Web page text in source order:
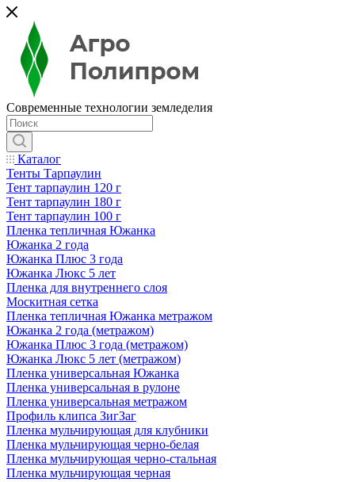
Современные технологии земледелия
Каталог
Тенты Тарпаулин
Тент тарпаулин 120 г
Тент тарпаулин 180 г
Тент тарпаулин 100 г
Пленка тепличная Южанка
Южанка 2 года
Южанка Плюс 3 года
Южанка Люкс 5 лет
Пленка для внутреннего слоя
Москитная сетка
Пленка тепличная Южанка метражом
Южанка 2 года (метражом)
Южанка Плюс 3 года (метражом)
Южанка Люкс 5 лет (метражом)
Пленка универсальная Южанка
Пленка универсальная в рулоне
Пленка универсальная метражом
Профиль клипса ЗигЗаг
Пленка мульчирующая для клубники
Пленка мульчирующая черно-белая
Пленка мульчирующая черно-стальная
Пленка мульчирующая черная